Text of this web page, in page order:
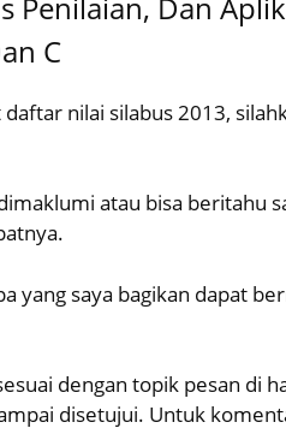
C
nilai silabus 2013,
atau bisa beritahu
yang saya bagikan dapat
dengan topik pesan di
disetujui. Untuk